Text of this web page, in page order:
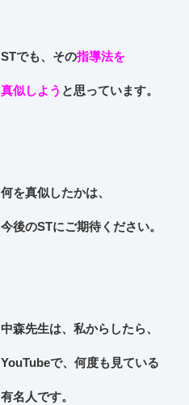
STでも、 その指導法を
真似しよう と思っています。
何を真似したかは、
今後のSTにご期待ください。
中森先生は、私からしたら、
YouTubeで、何度も見ている
有名人です。